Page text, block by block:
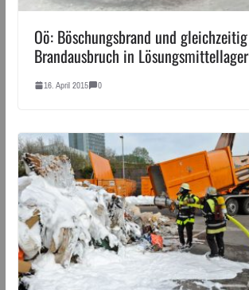
Oö: Böschungsbrand und gleichzeitig
Brandausbruch in Lösungsmittellager
16. April 2015 0